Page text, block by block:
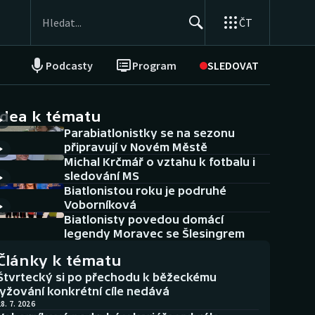
ČT
Podcasty Program SLEDOVAT
NEPŘEHLÉDNĚTE
Historické návraty
Aplikace ČT sport
AZ kvíz
k tématu
Parabiatlonistky se na sezonu
připravují v Novém Městě
Michal Krčmář o vztahu k fotbalu i
sledování MS
Biatlonistou roku je podruhé
Voborníková
Biatlonisty povedou domácí
legendy Moravec se Šlesingrem
k tématu
si po přechodu k běžeckému
konkrétní cíle nedává
7. 2026